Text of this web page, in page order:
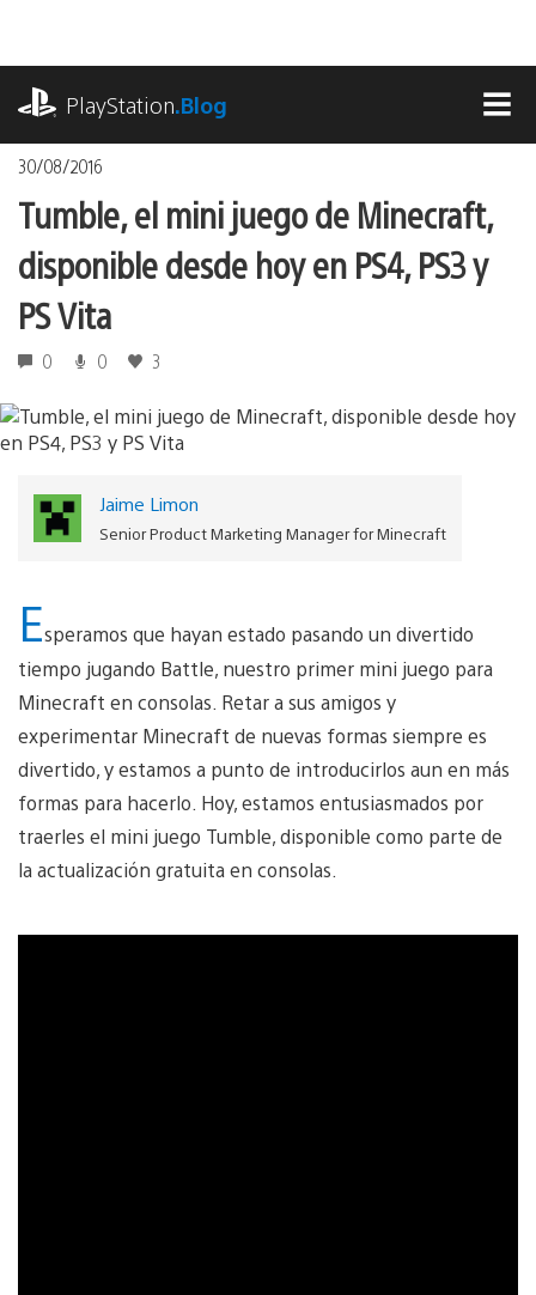
contenido
PlayStation.Blog
30/08/2016
Tumble, el mini juego de Minecraft,
disponible desde hoy en PS4, PS3 y
PS Vita
0 0 3
Jaime Limon
Senior Product Marketing Manager for Minecraft
Esperamos que hayan estado pasando un divertido
tiempo jugando Battle, nuestro primer mini juego para
Minecraft en consolas. Retar a sus amigos y
experimentar Minecraft de nuevas formas siempre es
divertido, y estamos a punto de introducirlos aun en más
formas para hacerlo. Hoy, estamos entusiasmados por
traerles el mini juego Tumble, disponible como parte de
la actualización gratuita en consolas.